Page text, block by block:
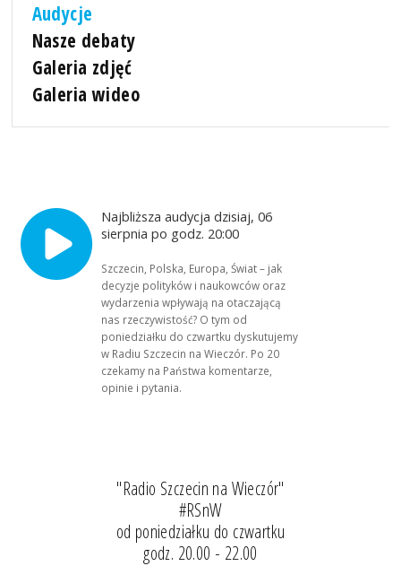
Audycje
Nasze debaty
Galeria zdjęć
Galeria wideo
Najbliższa audycja dzisiaj, 06
sierpnia po godz. 20:00
Szczecin, Polska, Europa, Świat – jak
decyzje polityków i naukowców oraz
wydarzenia wpływają na otaczającą
nas rzeczywistość? O tym od
poniedziałku do czwartku dyskutujemy
w Radiu Szczecin na Wieczór. Po 20
czekamy na Państwa komentarze,
opinie i pytania.
"Radio Szczecin na Wieczór"
#RSnW
od poniedziałku do czwartku
godz. 20.00 - 22.00